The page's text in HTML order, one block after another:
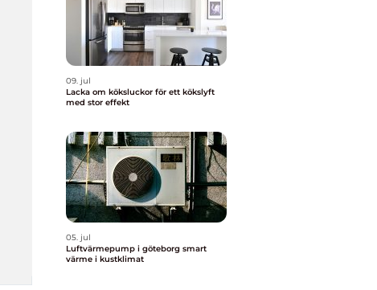
09. jul
Lacka om köksluckor för ett kökslyft
med stor effekt
05. jul
Luftvärmepump i göteborg smart
värme i kustklimat